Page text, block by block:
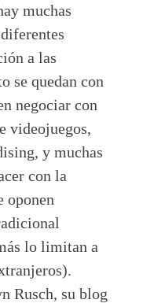
muchas
a las
se quedan con
negociar con
videojuegos,
y muchas
con la
oponen
lo limitan a
Rusch, su blog